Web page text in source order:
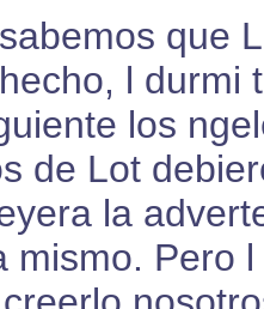
que
l durmi
los
de Lot
la
mismo. Pero